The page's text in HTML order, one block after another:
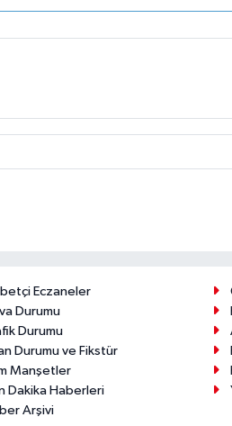
Eczaneler
Durumu
Durumu
Durumu ve Fikstür
Manşetler
Dakika Haberleri
Arşivi